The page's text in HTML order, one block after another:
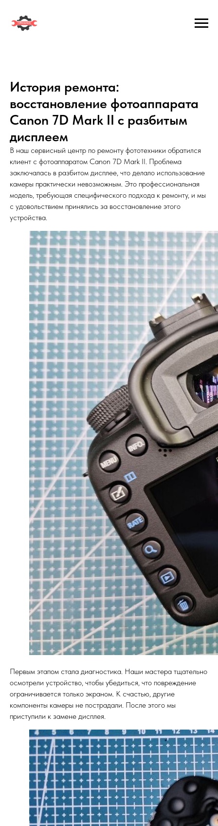
История ремонта:
восстановление фотоаппарата
Canon 7D Mark II с разбитым
дисплеем
В наш сервисный центр по ремонту фототехники обратился
клиент с фотоаппаратом Canon 7D Mark II. Проблема
заключалась в разбитом дисплее, что делало использование
камеры практически невозможным. Это профессиональная
модель, требующая специфического подхода к ремонту, и мы
с удовольствием принялись за восстановление этого
устройства.
Первым этапом стала диагностика. Наши мастера тщательно
осмотрели устройство, чтобы убедиться, что повреждение
ограничивается только экраном. К счастью, другие
компоненты камеры не пострадали. После этого мы
приступили к замене дисплея.